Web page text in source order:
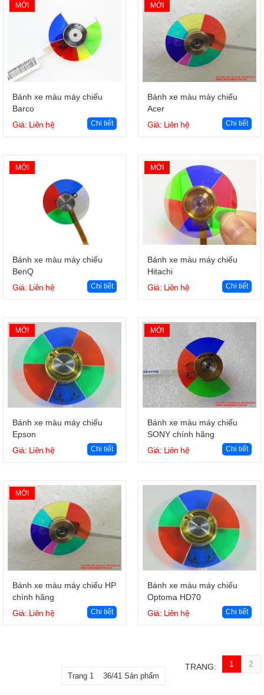
MỚI
Giỏ hàng
Bánh xe màu máy chiếu
Barco
Giá: Liên hệ
Chi tiết
MỚI
Giỏ hàng
Bánh xe màu máy chiếu
Acer
Giá: Liên hệ
Chi tiết
MỚI
Giỏ hàng
Bánh xe màu máy chiếu
BenQ
Giá: Liên hệ
Chi tiết
MỚI
Giỏ hàng
Bánh xe màu máy chiếu
Hitachi
Giá: Liên hệ
Chi tiết
MỚI
Giỏ hàng
Bánh xe màu máy chiếu
Epson
Giá: Liên hệ
Chi tiết
MỚI
Giỏ hàng
Bánh xe màu máy chiếu
SONY chính hãng
Giá: Liên hệ
Chi tiết
MỚI
Giỏ hàng
Bánh xe màu máy chiếu HP
chính hãng
Giá: Liên hệ
Chi tiết
Giỏ hàng
Bánh xe màu máy chiếu
Optoma HD70
Giá: Liên hệ
Chi tiết
TRANG: 1 2
Trang 1 36/41 Sản phẩm